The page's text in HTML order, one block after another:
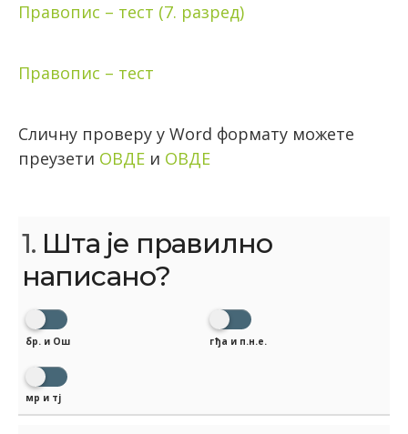
Правопис – тест (7. разред)
Правопис – тест
Сличну проверу у Word формату можете
преузети ОВДЕ и ОВДЕ
1. Шта је правилно
написано?
бр. и Ош гђа и п.н.е.
мр и тј